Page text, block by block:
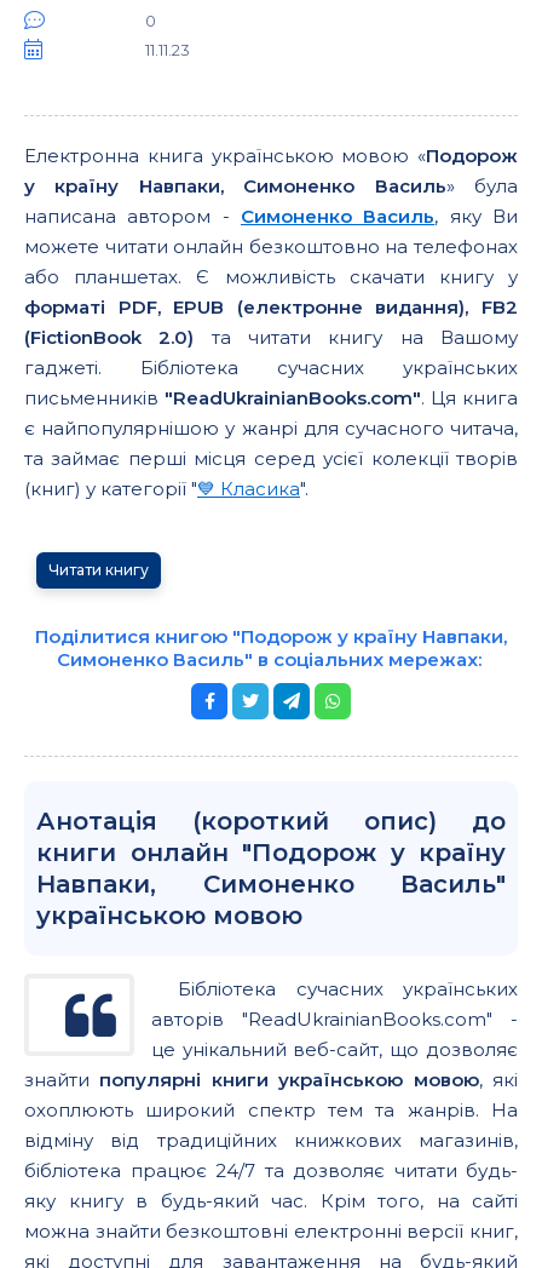
0
11.11.23
Електронна книга українською мовою «Подорож
у країну Навпаки, Симоненко Василь» була
написана автором - Симоненко Василь, яку Ви
можете читати онлайн безкоштовно на телефонах
або планшетах. Є можливість скачати книгу у
форматі PDF, EPUB (електронне видання), FB2
(FictionBook 2.0) та читати книгу на Вашому
гаджеті. Бібліотека сучасних українських
письменників "ReadUkrainianBooks.com". Ця книга
є найпопулярнішою у жанрі для сучасного читача,
та займає перші місця серед усієї колекції творів
(книг) у категорії "💙 Класика".
Читати книгу
Поділитися книгою "Подорож у країну Навпаки,
Симоненко Василь" в соціальних мережах:
Анотація (короткий опис) до
книги онлайн "Подорож у країну
Навпаки, Симоненко Василь"
українською мовою
Бібліотека сучасних українських
авторів "ReadUkrainianBooks.com" -
це унікальний веб-сайт, що дозволяє
знайти популярні книги українською мовою, які
охоплюють широкий спектр тем та жанрів. На
відміну від традиційних книжкових магазинів,
бібліотека працює 24/7 та дозволяє читати будь-
яку книгу в будь-який час. Крім того, на сайті
можна знайти безкоштовні електронні версії книг,
які доступні для завантаження на будь-який